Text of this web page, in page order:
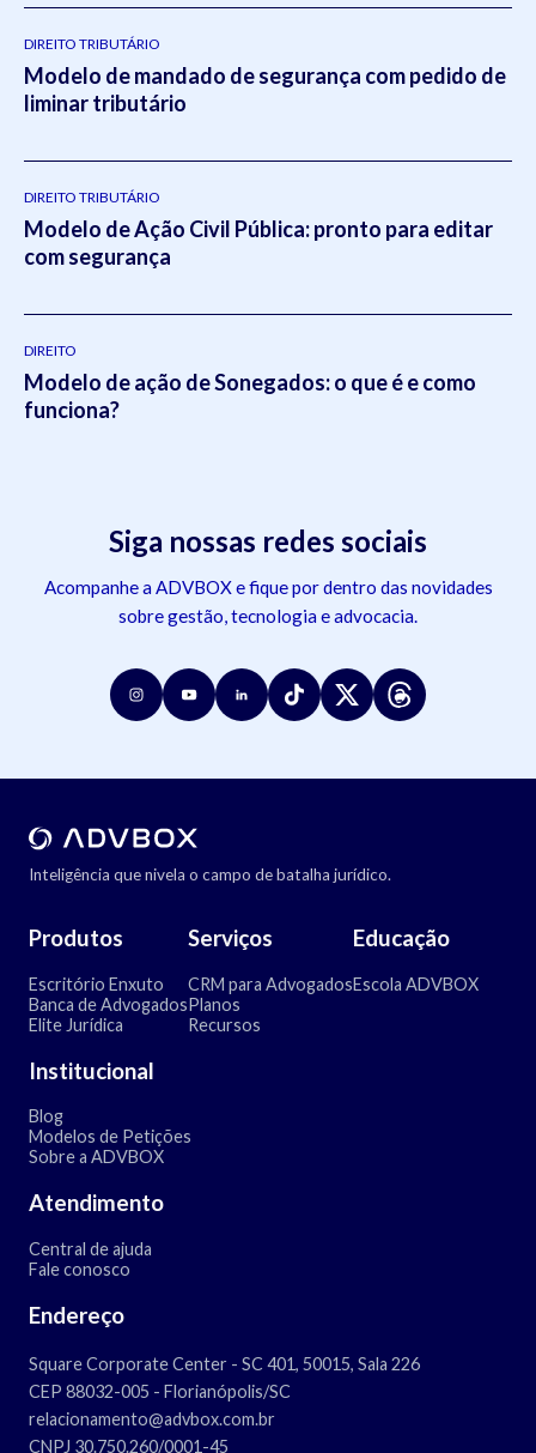
DIREITO TRIBUTÁRIO
Modelo de mandado de segurança com pedido de
liminar tributário
DIREITO TRIBUTÁRIO
Modelo de Ação Civil Pública: pronto para editar
com segurança
DIREITO
Modelo de ação de Sonegados: o que é e como
funciona?
Siga nossas redes sociais
Acompanhe a ADVBOX e fique por dentro das novidades
sobre gestão, tecnologia e advocacia.
Inteligência que nivela o campo de batalha jurídico.
Produtos
Escritório Enxuto
Banca de Advogados
Elite Jurídica
Serviços
CRM para Advogados
Planos
Recursos
Educação
Escola ADVBOX
Institucional
Blog
Modelos de Petições
Sobre a ADVBOX
Atendimento
Central de ajuda
Fale conosco
Endereço
Square Corporate Center - SC 401, 50015, Sala 226
CEP 88032-005 - Florianópolis/SC
relacionamento@advbox.com.br
CNPJ 30.750.260/0001-45